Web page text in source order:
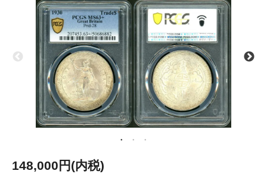
148,000円(内税)